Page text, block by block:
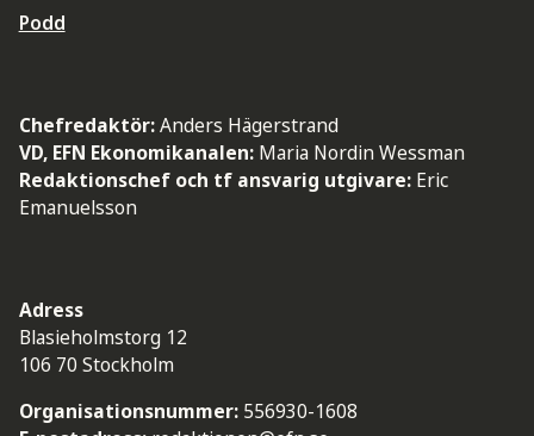
Podd
Chefredaktör:Anders Hägerstrand
VD, EFN Ekonomikanalen: Maria Nordin Wessman
Redaktionschef och tf ansvarig utgivare: Eric
Emanuelsson
Adress
Blasieholmstorg 12
106 70 Stockholm
Organisationsnummer: 556930-1608